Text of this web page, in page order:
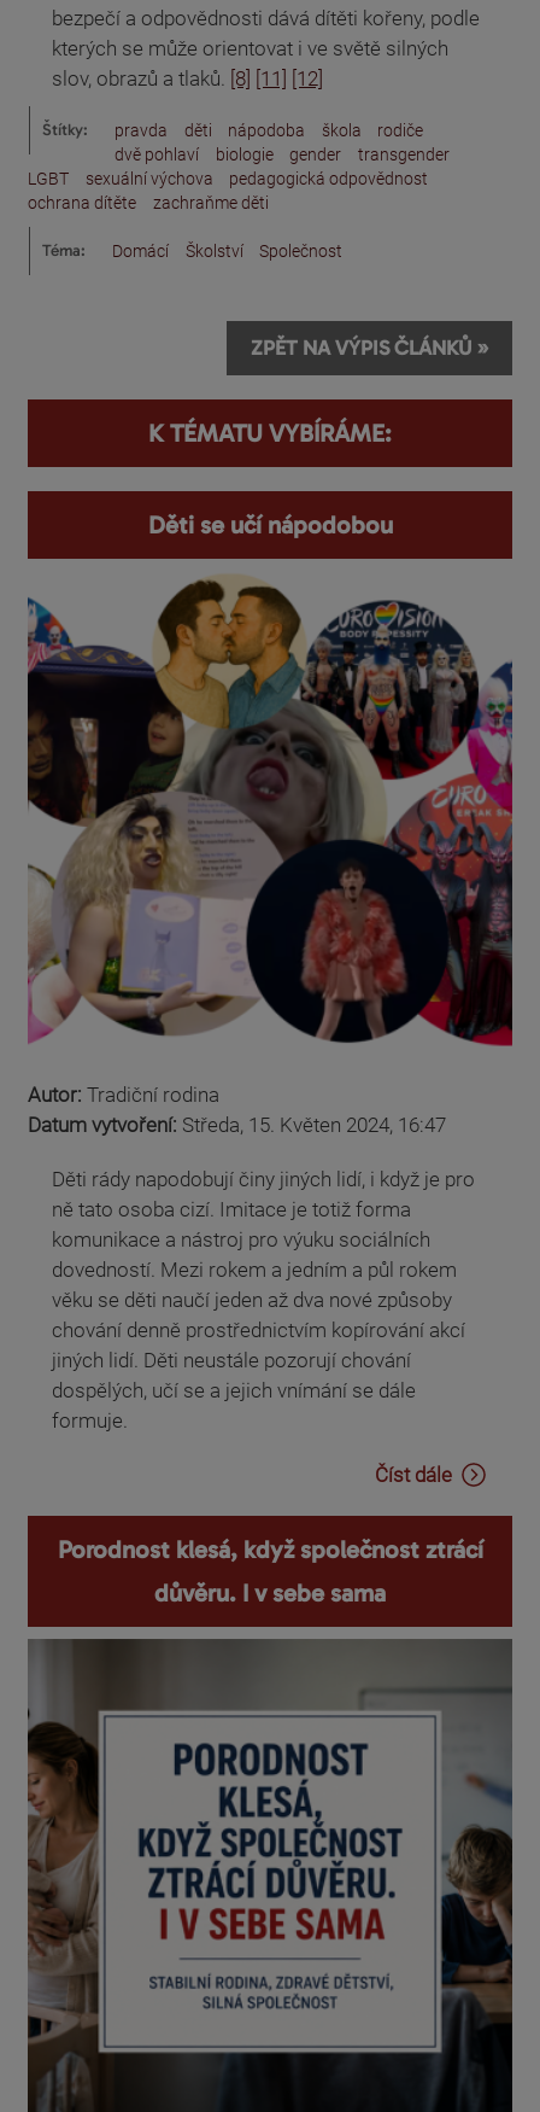
bezpečí a odpovědnosti dává dítěti kořeny, podle
kterých se může orientovat i ve světě silných
slov, obrazů a tlaků. [8] [11] [12]
Štítky: pravda děti nápodoba škola
rodiče
dvě pohlaví
biologie gender
transgender
LGBT
sexuální výchova
pedagogická odpovědnost
ochrana dítěte
zachraňme děti
Téma: Domácí Školství Společnost
ZPĚT NA VÝPIS ČLÁNKŮ »
K TÉMATU VYBÍRÁME:
Děti se učí nápodobou
Autor: Tradiční rodina
Datum vytvoření: Středa, 15. Květen 2024, 16:47
Děti rády napodobují činy jiných lidí, i když je pro
ně tato osoba cizí. Imitace je totiž forma
komunikace a nástroj pro výuku sociálních
dovedností. Mezi rokem a jedním a půl rokem
věku se děti naučí jeden až dva nové způsoby
chování denně prostřednictvím kopírování akcí
jiných lidí. Děti neustále pozorují chování
dospělých, učí se a jejich vnímání se dále
formuje.
Číst dále
Porodnost klesá, když společnost ztrácí
důvěru. I v sebe sama